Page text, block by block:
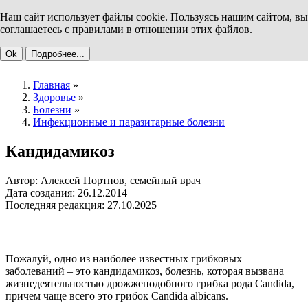
Наш сайт использует файлы cookie. Пользуясь нашим сайтом, вы
соглашаетесь с правилами в отношении этих файлов.
Ok Подробнее...
Главная »
Здоровье »
Болезни »
Инфекционные и паразитарные болезни
Кандидамикоз
Автор: Алексей Портнов, семейный врач
Дата создания: 26.12.2014
Последняя редакция: 27.10.2025
Пожалуй, одно из наиболее известных грибковых
заболеваний – это кандидамикоз, болезнь, которая вызвана
жизнедеятельностью дрожжеподобного грибка рода Candida,
причем чаще всего это грибок Candida albicans.